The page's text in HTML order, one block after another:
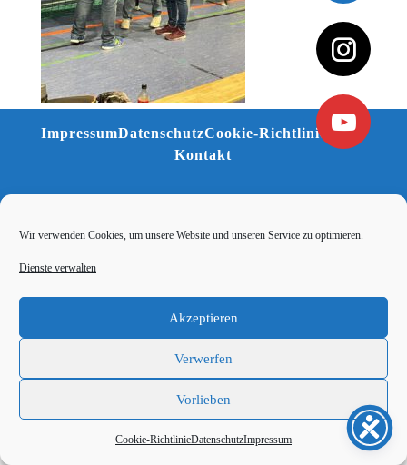
Wir verwenden Cookies, um unsere Website und unseren Service zu optimieren.
Dienste verwalten
Akzeptieren
Verwerfen
Vorlieben
Cookie-RichtlinieDatenschutzImpressum
ImpressumDatenschutzCookie-Richtlinie (EU)
Kontakt